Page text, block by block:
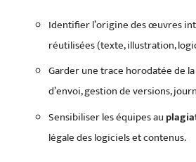
Identifier l’origine des œuvres
réutilisées (texte, illustration,
Garder une trace horodatée de
d’envoi, gestion de versions,
Sensibiliser les équipes au
légale des logiciels et contenus.